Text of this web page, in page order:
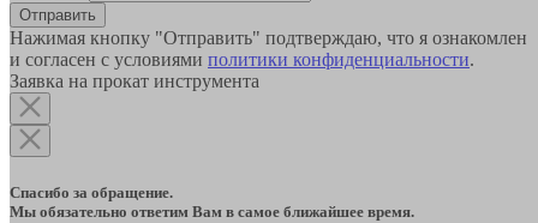
Отправить
Нажимая кнопку "Отправить" подтверждаю, что я ознакомлен
и согласен с условиями политики конфиденциальности.
Заявка на прокат инструмента
Спасибо за обращение.
Мы обязательно ответим Вам в самое ближайшее время.